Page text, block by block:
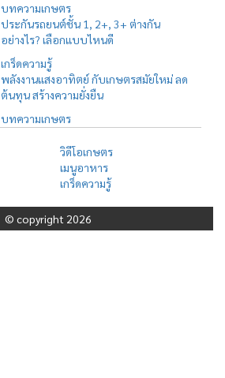
บทความเกษตร
ประกันรถยนต์ชั้น 1, 2+, 3+ ต่างกัน
อย่างไร? เลือกแบบไหนดี
เกร็ดความรู้
พลังงานแสงอาทิตย์ กับเกษตรสมัยใหม่ ลด
ต้นทุน สร้างความยั่งยืน
บทความเกษตร
วิดีโอเกษตร
เมนูอาหาร
เกร็ดความรู้
© copyright 2026